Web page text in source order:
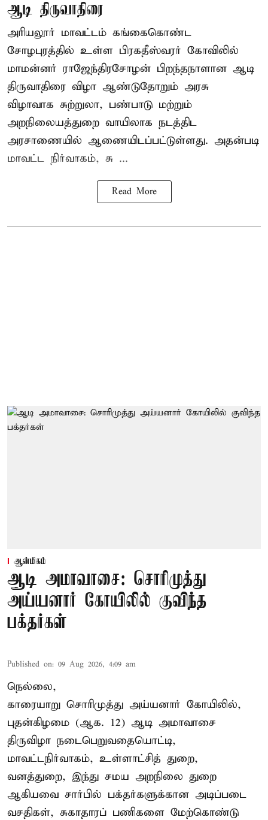
ஆடி திருவாதிரை
அரியலூர் மாவட்டம் கங்கைகொண்ட
சோழபுரத்தில் உள்ள பிரகதீஸ்வரர் கோவிலில்
மாமன்னர் ராஜேந்திரசோழன் பிறந்தநாளான ஆடி
திருவாதிரை விழா ஆண்டுதோறும் அரசு
விழாவாக சுற்றுலா, பண்பாடு மற்றும்
அறநிலையத்துறை வாயிலாக நடத்திட
அரசாணையில் ஆணையிடப்பட்டுள்ளது. அதன்படி
மாவட்ட நிர்வாகம், சு ...
Read More
ஆன்மிகம்
ஆடி அமாவாசை: சொரிமுத்து
அய்யனார் கோயிலில் குவிந்த
பக்தர்கள்
Published on: 09 Aug 2026, 4:09 am
நெல்லை,
காரையாறு சொரிமுத்து அய்யனார் கோயிலில்,
புதன்கிழமை (ஆக. 12) ஆடி அமாவாசை
திருவிழா நடைபெறுவதையொட்டி,
மாவட்டநிர்வாகம், உள்ளாட்சித் துறை,
வனத்துறை, இந்து சமய அறநிலை துறை
ஆகியவை சார்பில் பக்தர்களுக்கான அடிப்படை
வசதிகள், சுகாதாரப் பணிகளை மேற்கொண்டு